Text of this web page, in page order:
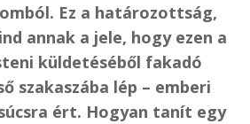
Ez a határozottság,
annak a jele, hogy ezen a
küldetéséből fakadó
szakaszába lép – emberi
ért. Hogyan tanít egy